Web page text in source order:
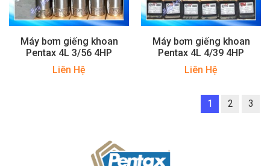
Máy bơm giếng khoan
Pentax 4L 3/56 4HP
Liên Hệ
Máy bơm giếng khoan
Pentax 4L 4/39 4HP
Liên Hệ
1 2 3